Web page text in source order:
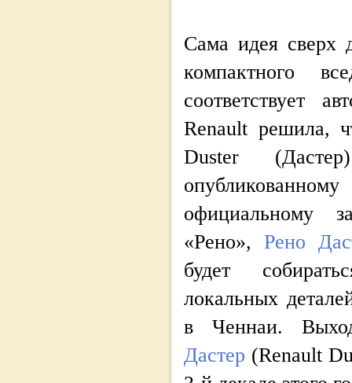
Сама идея сверх
компактного
соответствует
Renault решила,
Duster
официальному
«Рено», Рено
будет
локальных
в Ченнаи.
Дастер (Renault